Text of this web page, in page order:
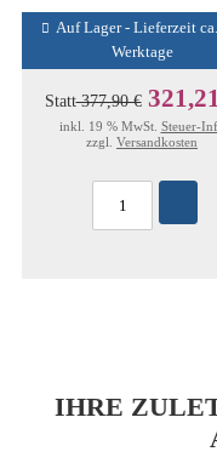
Auf Lager - Lieferzeit
Werktage
Statt377,90 €
inkl. 19 % MwSt. Steuer-
zzgl. Versandkosten
IHRE